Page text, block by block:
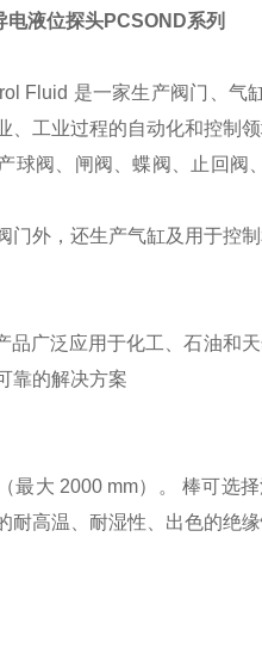
电液位探头PCSOND系列
Fluid 是一家生产阀门、气
、工业过程的自动化和控制领
球阀、闸阀、蝶阀、止回
门外，还生产气缸及用于控
品广泛应用于化工、石油和
靠的解决方案
最大 2000 mm）。 棒可选
耐高温、耐湿性、出色的绝